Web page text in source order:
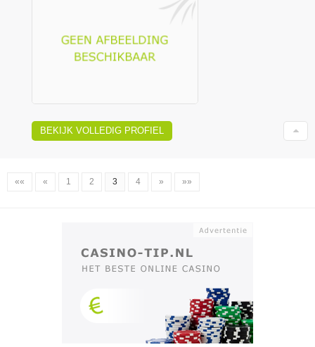
BEKIJK VOLLEDIG PROFIEL
«« « 1 2 3 4 » »»